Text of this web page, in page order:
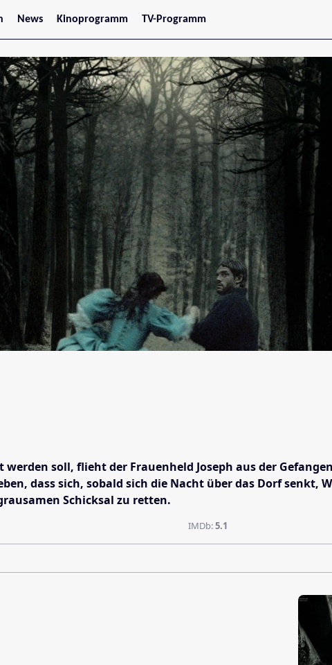
News
Stars
Kinoprogramm
Jetzt im Kino
Wien
Niederösterreich
Oberösterreich
Steiermark
Burgenland
Kärnten
Salzburg
Tirol
Vorarlberg
TV-Programm
werden soll, flieht der Frauenheld Joseph aus der
dass sich, sobald sich die Nacht über das Dorf
Schicksal zu retten.
IMDb:5.1